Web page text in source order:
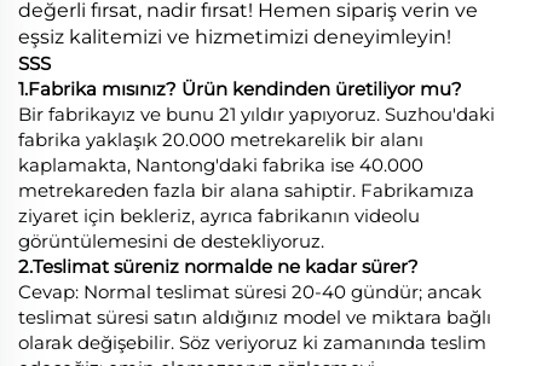
değerli fırsat, nadir fırsat! Hemen sipariş verin ve
eşsiz kalitemizi ve hizmetimizi deneyimleyin!
SSS
1.Fabrika mısınız? Ürün kendinden üretiliyor mu?
Bir fabrikayız ve bunu 21 yıldır yapıyoruz. Suzhou'daki
fabrika yaklaşık 20.000 metrekarelik bir alanı
kaplamakta, Nantong'daki fabrika ise 40.000
metrekareden fazla bir alana sahiptir. Fabrikamıza
ziyaret için bekleriz, ayrıca fabrikanın videolu
görüntülemesini de destekliyoruz.
2.Teslimat süreniz normalde ne kadar sürer?
Cevap: Normal teslimat süresi 20-40 gündür; ancak
teslimat süresi satın aldığınız model ve miktara bağlı
olarak değişebilir. Söz veriyoruz ki zamanında teslim